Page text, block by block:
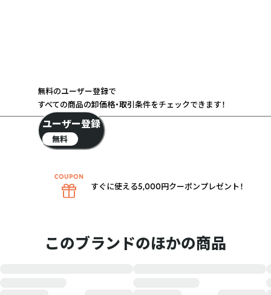
このブランドのほかの商品
無料のユーザー登録で
すべての商品の卸価格・取引条件をチェックできます！
ユーザー登録
無料
すぐに使える5,000円クーポンプレゼント！